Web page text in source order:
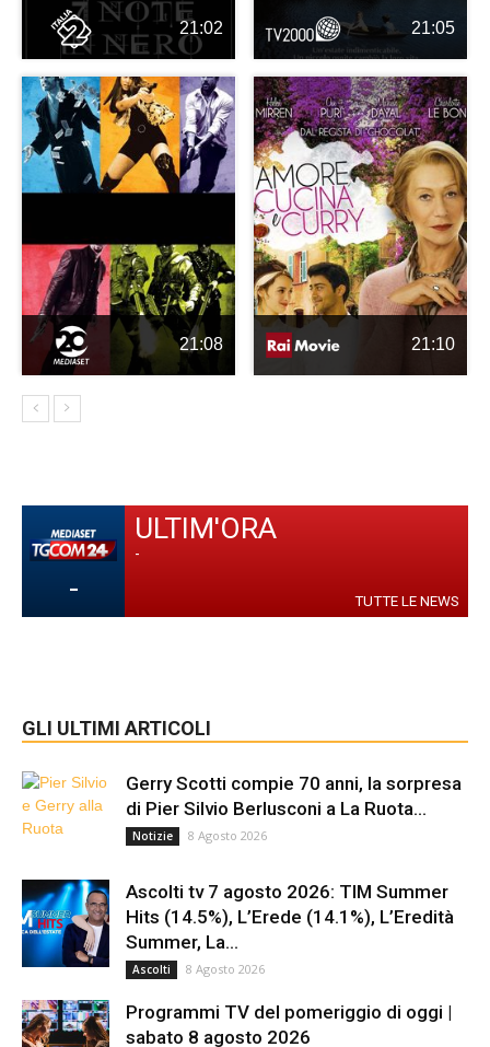
21:02 21:05
21:08 21:10
-
ULTIM'ORA
-
TUTTE LE NEWS
GLI ULTIMI ARTICOLI
Gerry Scotti compie 70 anni, la sorpresa
di Pier Silvio Berlusconi a La Ruota...
Notizie 8 Agosto 2026
Ascolti tv 7 agosto 2026: TIM Summer
Hits (14.5%), L’Erede (14.1%), L’Eredità
Summer, La...
Ascolti 8 Agosto 2026
Programmi TV del pomeriggio di oggi |
sabato 8 agosto 2026